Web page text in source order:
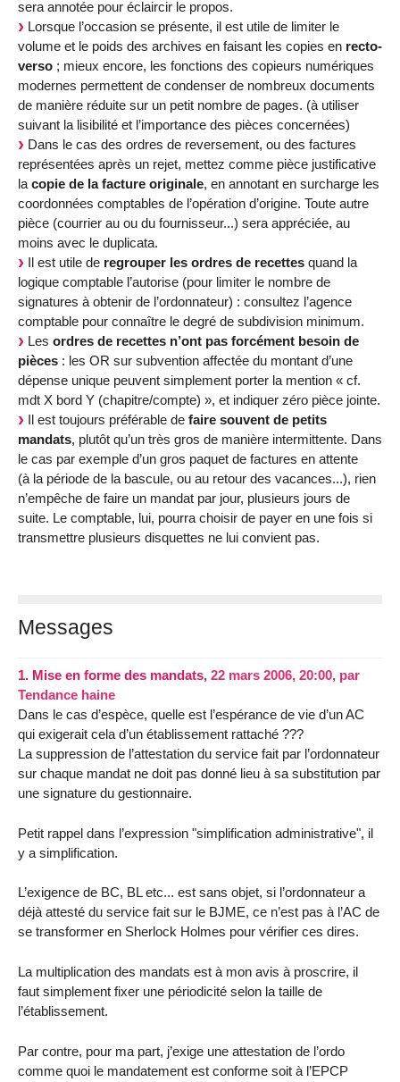
sera annotée pour éclaircir le propos.
Lorsque l’occasion se présente, il est utile de limiter le
volume et le poids des archives en faisant les copies en recto-
verso ; mieux encore, les fonctions des copieurs numériques
modernes permettent de condenser de nombreux documents
de manière réduite sur un petit nombre de pages. (à utiliser
suivant la lisibilité et l’importance des pièces concernées)
Dans le cas des ordres de reversement, ou des factures
représentées après un rejet, mettez comme pièce justificative
la copie de la facture originale, en annotant en surcharge les
coordonnées comptables de l’opération d’origine. Toute autre
pièce (courrier au ou du fournisseur...) sera appréciée, au
moins avec le duplicata.
Il est utile de regrouper les ordres de recettes quand la
logique comptable l’autorise (pour limiter le nombre de
signatures à obtenir de l’ordonnateur) : consultez l’agence
comptable pour connaître le degré de subdivision minimum.
Les ordres de recettes n’ont pas forcément besoin de
pièces : les OR sur subvention affectée du montant d’une
dépense unique peuvent simplement porter la mention « cf.
mdt X bord Y (chapitre/compte) », et indiquer zéro pièce jointe.
Il est toujours préférable de faire souvent de petits
mandats, plutôt qu’un très gros de manière intermittente. Dans
le cas par exemple d’un gros paquet de factures en attente
(à la période de la bascule, ou au retour des vacances...), rien
n’empêche de faire un mandat par jour, plusieurs jours de
suite. Le comptable, lui, pourra choisir de payer en une fois si
transmettre plusieurs disquettes ne lui convient pas.
Messages
1. Mise en forme des mandats, 22 mars 2006, 20:00, par
Tendance haine
Dans le cas d’espèce, quelle est l’espérance de vie d’un AC
qui exigerait cela d’un établissement rattaché ???
La suppression de l’attestation du service fait par l’ordonnateur
sur chaque mandat ne doit pas donné lieu à sa substitution par
une signature du gestionnaire.
Petit rappel dans l’expression "simplification administrative", il
y a simplification.
L’exigence de BC, BL etc... est sans objet, si l’ordonnateur a
déjà attesté du service fait sur le BJME, ce n’est pas à l’AC de
se transformer en Sherlock Holmes pour vérifier ces dires.
La multiplication des mandats est à mon avis à proscrire, il
faut simplement fixer une périodicité selon la taille de
l’établissement.
Par contre, pour ma part, j’exige une attestation de l’ordo
comme quoi le mandatement est conforme soit à l’EPCP